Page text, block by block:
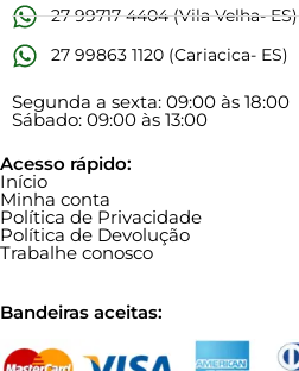
27 99717 4404 (Vila Velha- ES)
27 99863 1120 (Cariacica- ES)
Segunda a sexta: 09:00 às 18:00
Sábado: 09:00 às 13:00
Acesso rápido:
Início
Minha conta
Política de Privacidade
Política de Devolução
Trabalhe conosco
Bandeiras aceitas: